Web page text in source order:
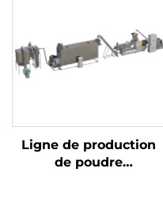
Ligne de production
de poudre